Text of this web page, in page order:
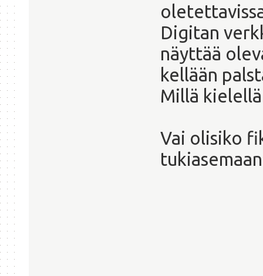
Digitan
näyttää
kellään
Millä
Vai olisiko